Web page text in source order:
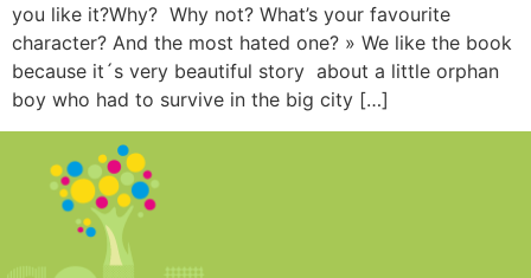
you like it?Why? Why not? What’s your favourite
character? And the most hated one? » We like the book
because it´s very beautiful story about a little orphan
boy who had to survive in the big city […]